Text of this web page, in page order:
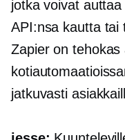
jotka voivat
API:nsa kautta tai
Zapier on
jatkuvasti